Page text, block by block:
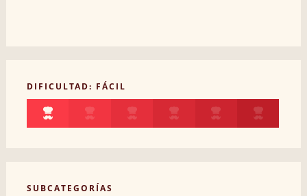
DIFICULTAD: FÁCIL
SUBCATEGORÍAS